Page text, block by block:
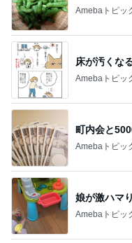
Amebaトピッ
床が汚くな
Amebaトピッ
町内会と
Amebaトピッ
娘が激ハマ
Amebaトピッ